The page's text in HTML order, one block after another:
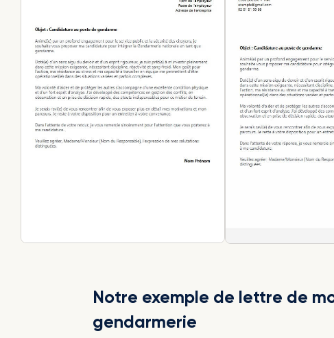
Notre exemple de lettre de
gendarmerie